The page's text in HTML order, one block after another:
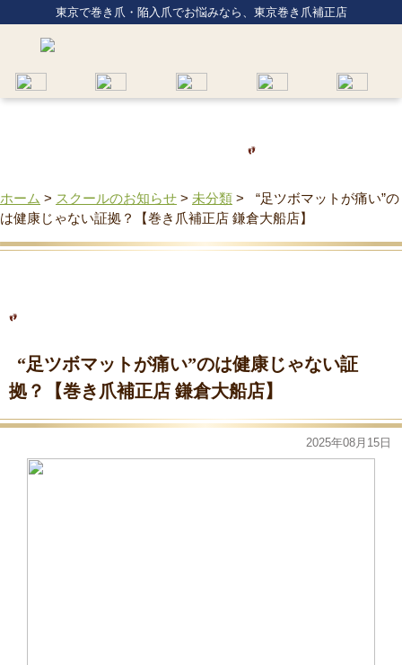
東京で巻き爪・陥入爪でお悩みなら、東京巻き爪補正店
ホーム > スクールのお知らせ > 未分類 >
“足ツボマットが痛い”の
は健康じゃない証拠？【巻き爪補正店 鎌倉大船店】
“足ツボマットが痛い”のは健康じゃない証
拠？【巻き爪補正店 鎌倉大船店】
2025年08月15日